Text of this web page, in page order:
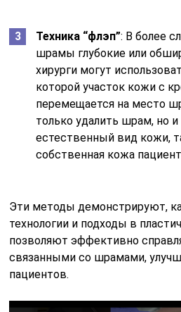
Техника “флэп”: В более
шрамы глубокие или
хирурги могут
которой участок кожи с
перемещается на место
только удалить шрам, но
естественный вид кожи,
собственная кожа
Эти методы демонстрируют,
технологии и подходы в
позволяют эффективно
связанными со шрамами,
пациентов.